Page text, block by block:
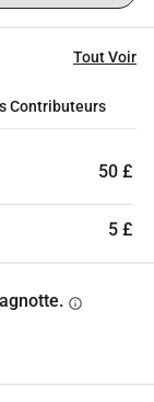
Tout Voir
Contributeurs
50 £
5 £
info